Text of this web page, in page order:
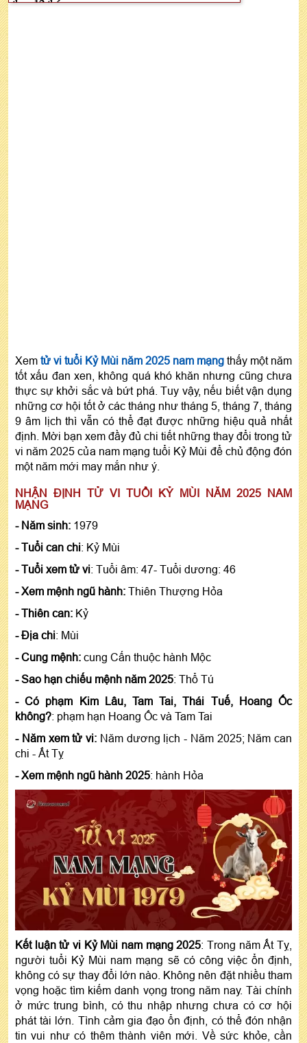
Xem tử vi tuổi Kỷ Mùi năm 2025 nam mạng thấy một năm
tốt xấu đan xen, không quá khó khăn nhưng cũng chưa
thực sự khởi sắc và bứt phá. Tuy vậy, nếu biết vận dụng
những cơ hội tốt ở các tháng như tháng 5, tháng 7, tháng
9 âm lịch thì vẫn có thể đạt được những hiệu quả nhất
định. Mời bạn xem đầy đủ chi tiết những thay đổi trong tử
vi năm 2025 của nam mạng tuổi Kỷ Mùi để chủ động đón
một năm mới may mắn như ý.
NHẬN ĐỊNH TỬ VI TUỔI KỶ MÙI NĂM 2025 NAM
MẠNG
- Năm sinh: 1979
- Tuổi can chi: Kỷ Mùi
- Tuổi xem tử vi: Tuổi âm: 47- Tuổi dương: 46
- Xem mệnh ngũ hành: Thiên Thượng Hỏa
- Thiên can: Kỷ
- Địa chi: Mùi
- Cung mệnh: cung Cấn thuộc hành Mộc
- Sao hạn chiếu mệnh năm 2025: Thổ Tú
- Có phạm Kim Lâu, Tam Tai, Thái Tuế, Hoang Ốc
không?: phạm hạn Hoang Ốc và Tam Tai
- Năm xem tử vi: Năm dương lịch - Năm 2025; Năm can
chi - Ất Tỵ
- Xem mệnh ngũ hành 2025: hành Hỏa
Kết luận tử vi Kỷ Mùi nam mạng 2025: Trong năm Ất Tỵ,
người tuổi Kỷ Mùi nam mạng sẽ có công việc ổn định,
không có sự thay đổi lớn nào. Không nên đặt nhiều tham
vọng hoặc tìm kiếm danh vọng trong năm nay. Tài chính
ở mức trung bình, có thu nhập nhưng chưa có cơ hội
phát tài lớn. Tình cảm gia đạo ổn định, có thể đón nhận
tin vui như có thêm thành viên mới. Về sức khỏe, cần